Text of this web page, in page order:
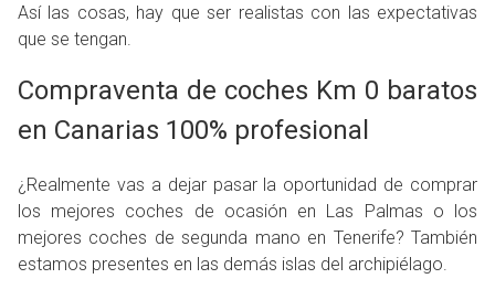
Así las cosas, hay que ser realistas con las expectativas
que se tengan.
Compraventa de coches Km 0 baratos
en Canarias 100% profesional
¿Realmente vas a dejar pasar la oportunidad de comprar
los mejores coches de ocasión en Las Palmas o los
mejores coches de segunda mano en Tenerife? También
estamos presentes en las demás islas del archipiélago.